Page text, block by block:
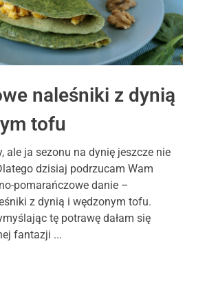
naleśniki z dynią
tofu
ale ja sezonu na dynię jeszcze nie
dzisiaj podrzucam Wam
pomarańczowe danie –
z dynią i wędzonym tofu.
tę potrawę dałam się
fantazji ...